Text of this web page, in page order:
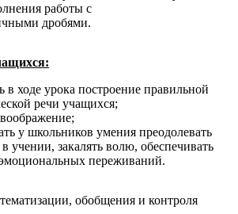
работы с
дробями.
в ходе урока построение правильной
речи учащихся;
у школьников умения преодолевать
учении, закалять волю, обеспечивать
переживаний.
обобщения и контроля